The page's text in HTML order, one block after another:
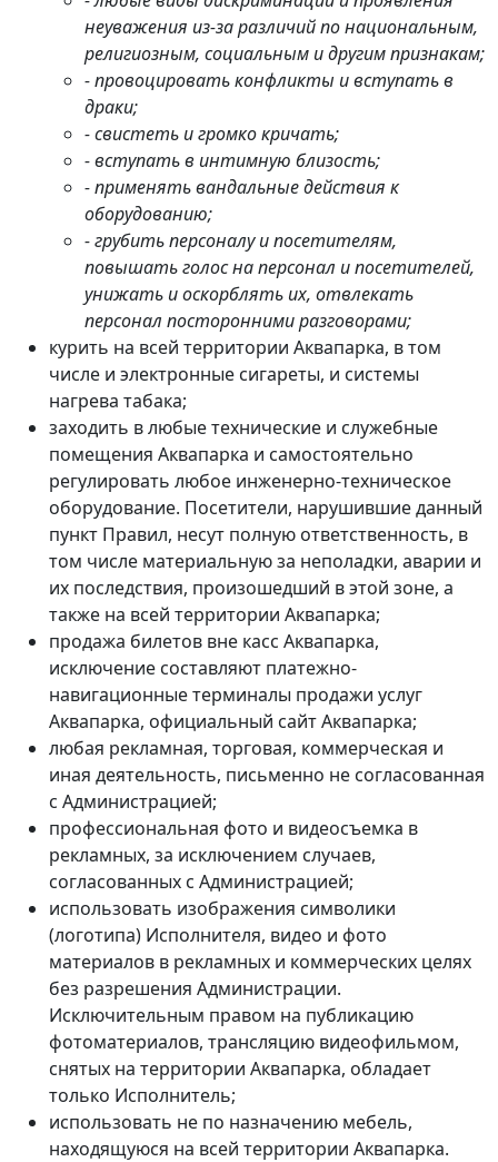
неуважения из-за различий по национальным,
религиозным, социальным и другим признакам;
- провоцировать конфликты и вступать в
драки;
- свистеть и громко кричать;
- вступать в интимную близость;
- применять вандальные действия к
оборудованию;
- грубить персоналу и посетителям,
повышать голос на персонал и посетителей,
унижать и оскорблять их, отвлекать
персонал посторонними разговорами;
курить на всей территории Аквапарка, в том
числе и электронные сигареты, и системы
нагрева табака;
заходить в любые технические и служебные
помещения Аквапарка и самостоятельно
регулировать любое инженерно-техническое
оборудование. Посетители, нарушившие данный
пункт Правил, несут полную ответственность, в
том числе материальную за неполадки, аварии и
их последствия, произошедший в этой зоне, а
также на всей территории Аквапарка;
продажа билетов вне касс Аквапарка,
исключение составляют платежно-
навигационные терминалы продажи услуг
Аквапарка, официальный сайт Аквапарка;
любая рекламная, торговая, коммерческая и
иная деятельность, письменно не согласованная
с Администрацией;
профессиональная фото и видеосъемка в
рекламных, за исключением случаев,
согласованных с Администрацией;
использовать изображения символики
(логотипа) Исполнителя, видео и фото
материалов в рекламных и коммерческих целях
без разрешения Администрации.
Исключительным правом на публикацию
фотоматериалов, трансляцию видеофильмом,
снятых на территории Аквапарка, обладает
только Исполнитель;
использовать не по назначению мебель,
находящуюся на всей территории Аквапарка.